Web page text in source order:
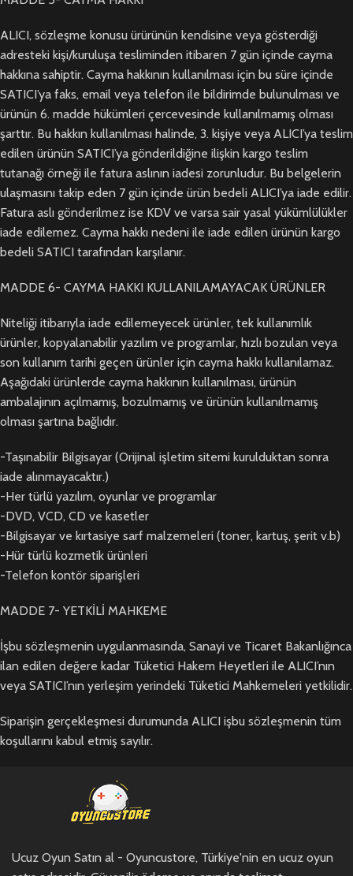
ALICI, sözleşme konusu ürürünün kendisine veya gösterdiği
adresteki kişi/kuruluşa tesliminden itibaren 7 gün içinde cayma
hakkına sahiptir. Cayma hakkının kullanılması için bu süre içinde
SATICI’ya faks, email veya telefon ile bildirimde bulunulması ve
ürünün 6. madde hükümleri çercevesinde kullanılmamış olması
şarttır. Bu hakkın kullanılması halinde, 3. kişiye veya ALICI’ya teslim
edilen ürünün SATICI’ya gönderildiğine ilişkin kargo teslim
tutanağı örneği ile fatura aslının iadesi zorunludur. Bu belgelerin
ulaşmasını takip eden 7 gün içinde ürün bedeli ALICI’ya iade edilir.
Fatura aslı gönderilmez ise KDV ve varsa sair yasal yükümlülükler
iade edilemez. Cayma hakkı nedeni ile iade edilen ürünün kargo
bedeli SATICI tarafından karşılanır.
MADDE 6- CAYMA HAKKI KULLANILAMAYACAK ÜRÜNLER
Niteliği itibarıyla iade edilemeyecek ürünler, tek kullanımlık
ürünler, kopyalanabilir yazılım ve programlar, hızlı bozulan veya
son kullanım tarihi geçen ürünler için cayma hakkı kullanılamaz.
Aşağıdaki ürünlerde cayma hakkının kullanılması, ürünün
ambalajının açılmamış, bozulmamış ve ürünün kullanılmamış
olması şartına bağlıdır.
-Taşınabilir Bilgisayar (Orijinal işletim sitemi kurulduktan sonra
iade alınmayacaktır.)
-Her türlü yazılım, oyunlar ve programlar
-DVD, VCD, CD ve kasetler
-Bilgisayar ve kırtasiye sarf malzemeleri (toner, kartuş, şerit v.b)
-Hür türlü kozmetik ürünleri
-Telefon kontör siparişleri
MADDE 7- YETKİLİ MAHKEME
İşbu sözleşmenin uygulanmasında, Sanayi ve Ticaret Bakanlığınca
ilan edilen değere kadar Tüketici Hakem Heyetleri ile ALICI’nın
veya SATICI’nın yerleşim yerindeki Tüketici Mahkemeleri yetkilidir.
Siparişin gerçekleşmesi durumunda ALICI işbu sözleşmenin tüm
koşullarını kabul etmiş sayılır.
Ucuz Oyun Satın al - Oyuncustore, Türkiye'nin en ucuz oyun